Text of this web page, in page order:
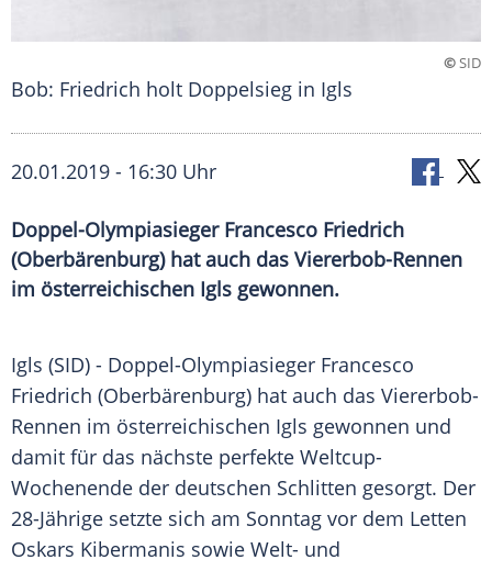
©SID
Bob: Friedrich holt Doppelsieg in Igls
20.01.2019 - 16:30 Uhr
Doppel-Olympiasieger Francesco Friedrich
(Oberbärenburg) hat auch das Viererbob-Rennen
im österreichischen Igls gewonnen.
Igls (SID) - Doppel-Olympiasieger Francesco
Friedrich (Oberbärenburg) hat auch das Viererbob-
Rennen im österreichischen Igls gewonnen und
damit für das nächste perfekte Weltcup-
Wochenende der deutschen Schlitten gesorgt. Der
28-Jährige setzte sich am Sonntag vor dem Letten
Oskars Kibermanis sowie Welt- und